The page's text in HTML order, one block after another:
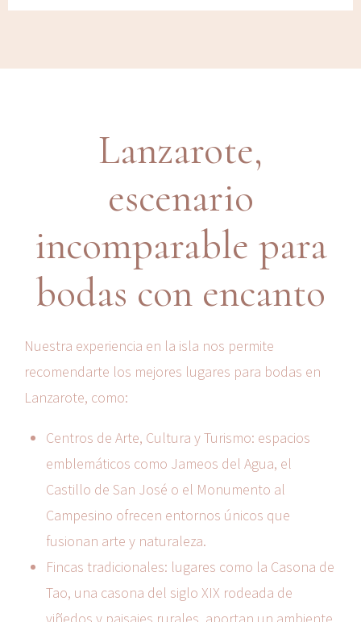
Lanzarote,
escenario
incomparable para
bodas con encanto
Nuestra experiencia en la isla nos permite
recomendarte los mejores lugares para bodas en
Lanzarote, como:
Centros de Arte, Cultura y Turismo: espacios
emblemáticos como Jameos del Agua, el
Castillo de San José o el Monumento al
Campesino ofrecen entornos únicos que
fusionan arte y naturaleza.
Fincas tradicionales: lugares como la Casona de
Tao, una casona del siglo XIX rodeada de
viñedos y paisajes rurales, aportan un ambiente